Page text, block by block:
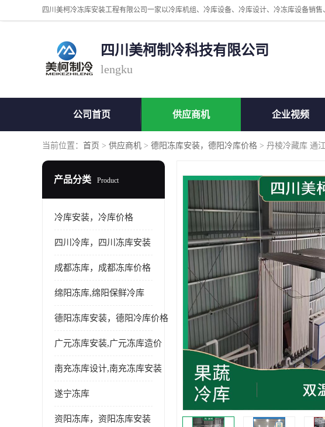
四川美柯制冷科技有限公司
lengku
公司首页 供应商机 企业视频
当前位置： 首页 > 供应商机 > 德阳冻库安装，德阳冷库价格 > 丹棱冷藏库 通
产品分类 Product
冷库安装，冷库价格
四川冷库，四川冻库安装
成都冻库，成都冻库价格
绵阳冻库,绵阳保鲜冷库
德阳冻库安装，德阳冷库价格
广元冻库安装,广元冻库造价
南充冻库设计,南充冻库安装
遂宁冻库
资阳冻库，资阳冻库安装